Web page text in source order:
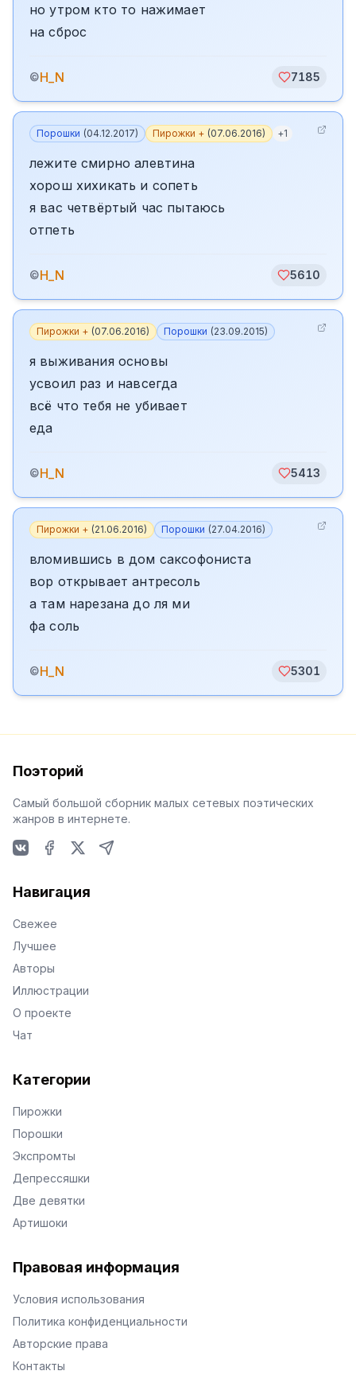
но утром кто то нажимает
на сброс
©H_N 7185
Порошки (04.12.2017) Пирожки + (07.06.2016) +1
лежите смирно алевтина
хорош хихикать и сопеть
я вас четвёртый час пытаюсь
отпеть
©H_N 5610
Пирожки + (07.06.2016) Порошки (23.09.2015)
я выживания основы
усвоил раз и навсегда
всё что тебя не убивает
еда
©H_N 5413
Пирожки + (21.06.2016) Порошки (27.04.2016)
вломившись в дом саксофониста
вор открывает антресоль
а там нарезана до ля ми
фа соль
©H_N 5301
Поэторий
Самый большой сборник малых сетевых поэтических
жанров в интернете.
Навигация
Свежее
Лучшее
Авторы
Иллюстрации
О проекте
Чат
Категории
Пирожки
Порошки
Экспромты
Депрессяшки
Две девятки
Артишоки
Правовая информация
Условия использования
Политика конфиденциальности
Авторские права
Контакты